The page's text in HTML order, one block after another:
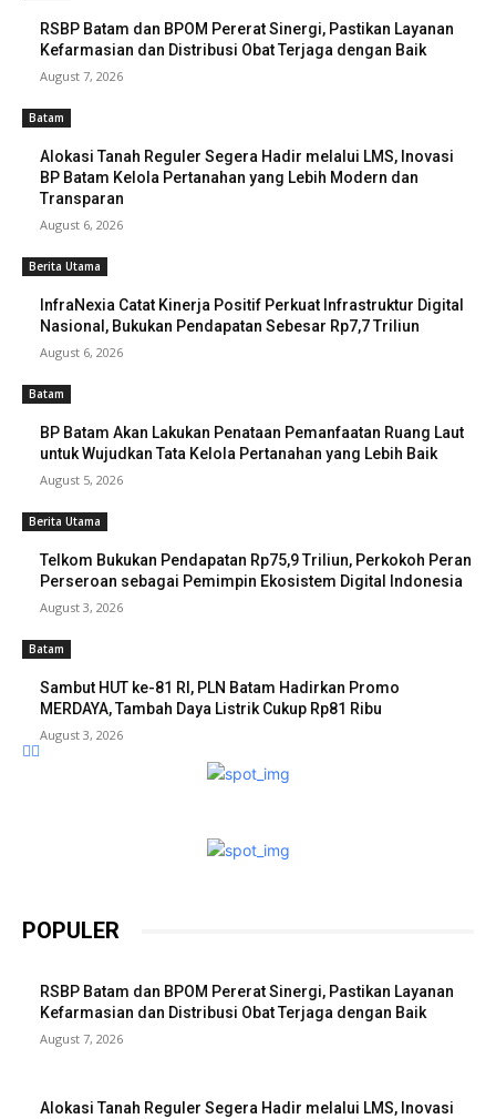
RSBP Batam dan BPOM Pererat Sinergi, Pastikan Layanan
Kefarmasian dan Distribusi Obat Terjaga dengan Baik
August 7, 2026
Batam
Alokasi Tanah Reguler Segera Hadir melalui LMS, Inovasi
BP Batam Kelola Pertanahan yang Lebih Modern dan
Transparan
August 6, 2026
Berita Utama
InfraNexia Catat Kinerja Positif Perkuat Infrastruktur Digital
Nasional, Bukukan Pendapatan Sebesar Rp7,7 Triliun
August 6, 2026
Batam
BP Batam Akan Lakukan Penataan Pemanfaatan Ruang Laut
untuk Wujudkan Tata Kelola Pertanahan yang Lebih Baik
August 5, 2026
Berita Utama
Telkom Bukukan Pendapatan Rp75,9 Triliun, Perkokoh Peran
Perseroan sebagai Pemimpin Ekosistem Digital Indonesia
August 3, 2026
Batam
Sambut HUT ke-81 RI, PLN Batam Hadirkan Promo
MERDAYA, Tambah Daya Listrik Cukup Rp81 Ribu
August 3, 2026
POPULER
RSBP Batam dan BPOM Pererat Sinergi, Pastikan Layanan
Kefarmasian dan Distribusi Obat Terjaga dengan Baik
August 7, 2026
Alokasi Tanah Reguler Segera Hadir melalui LMS, Inovasi